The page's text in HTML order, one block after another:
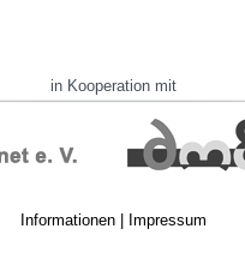
in Kooperation mit
Informationen| Impressum